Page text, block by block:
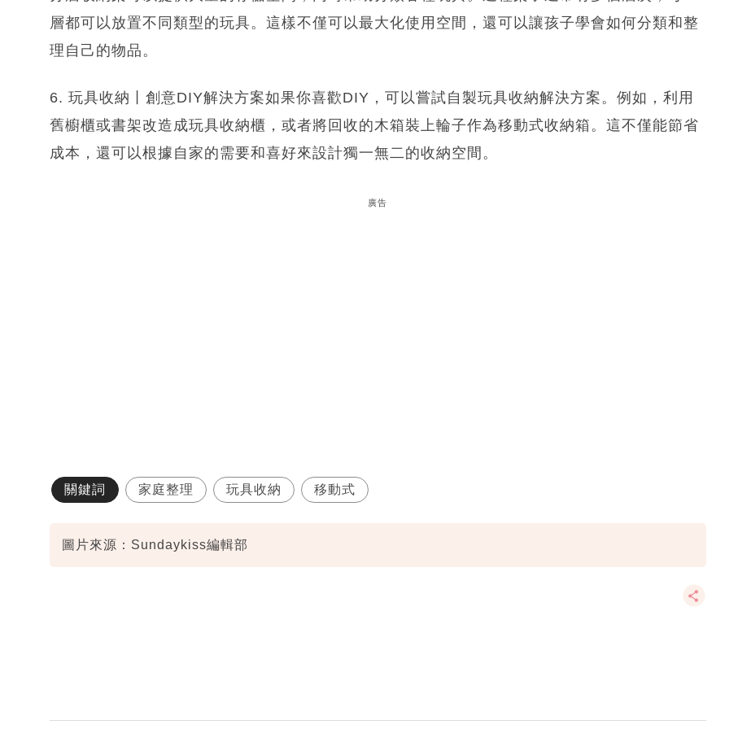
層都可以放置不同類型的玩具。這樣不僅可以最大化使用空間，還可以讓孩子學會如何分類和整
理自己的物品。
6. 玩具收納丨創意DIY解決方案如果你喜歡DIY，可以嘗試自製玩具收納解決方案。例如，利用
舊櫥櫃或書架改造成玩具收納櫃，或者將回收的木箱裝上輪子作為移動式收納箱。這不僅能節省
成本，還可以根據自家的需要和喜好來設計獨一無二的收納空間。
廣告
關鍵詞 家庭整理 玩具收納 移動式
圖片來源：Sundaykiss編輯部